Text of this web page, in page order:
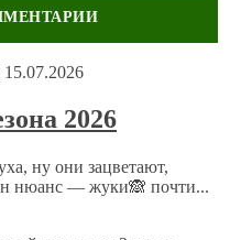
Обязательные поля
15.07.2026
2026
ну они зацветают,
нюанс — жуки🙈 почти...